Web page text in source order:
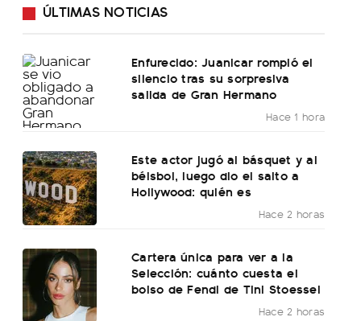
ÚLTIMAS NOTICIAS
Enfurecido: Juanicar rompió el
silencio tras su sorpresiva
salida de Gran Hermano
Hace 1 hora
Este actor jugó al básquet y al
béisbol, luego dio el salto a
Hollywood: quién es
Hace 2 horas
Cartera única para ver a la
Selección: cuánto cuesta el
bolso de Fendi de Tini Stoessel
Hace 2 horas